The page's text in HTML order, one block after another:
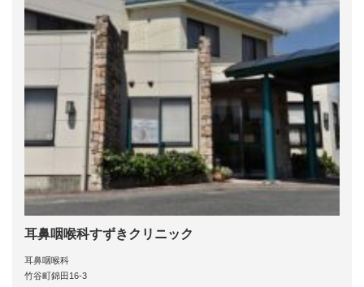
耳鼻咽喉科すずきクリニック
耳鼻咽喉科
竹谷町錦田16-3